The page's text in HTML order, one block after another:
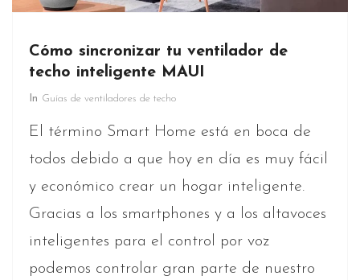
Cómo sincronizar tu ventilador de
techo inteligente MAUI
In Guías de ventiladores de techo
El término Smart Home está en boca de
todos debido a que hoy en día es muy fácil
y económico crear un hogar inteligente.
Gracias a los smartphones y a los altavoces
inteligentes para el control por voz
podemos controlar gran parte de nuestro